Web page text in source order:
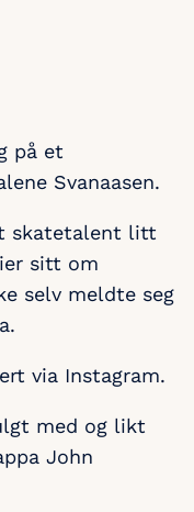
på et
Svanaasen.
skatetalent litt
sitt om
selv meldte seg
via Instagram.
med og likt
John